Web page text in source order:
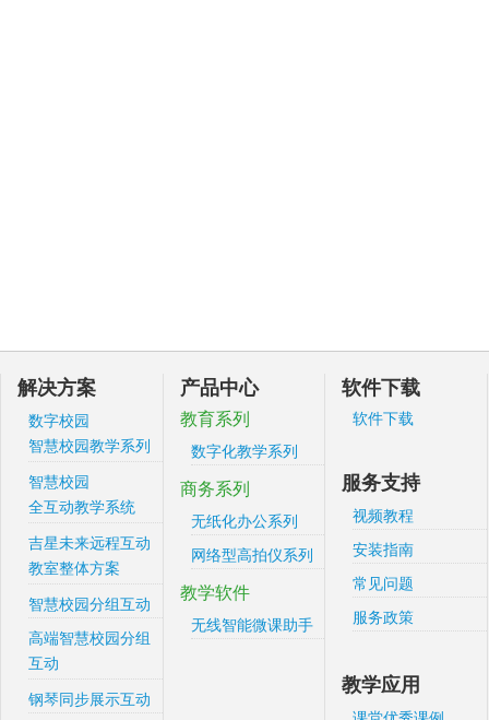
解决方案
数字校园
智慧校园教学系列
智慧校园
全互动教学系统
吉星未来远程互动
教室整体方案
智慧校园分组互动
高端智慧校园分组
互动
钢琴同步展示互动
产品中心
教育系列
数字化教学系列
商务系列
无纸化办公系列
网络型高拍仪系列
教学软件
无线智能微课助手
软件下载
软件下载
服务支持
视频教程
安装指南
常见问题
服务政策
教学应用